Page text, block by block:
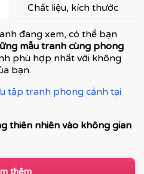
Chất liệu, kích thước
đang xem, có thể bạn
mẫu tranh cùng phong
phù hợp nhất với không
bạn.
tập tranh phong cảnh tại
thiên nhiên vào không gian
tranh trang trí được ưa
vẻ đẹp của thiên nhiên,
thêm